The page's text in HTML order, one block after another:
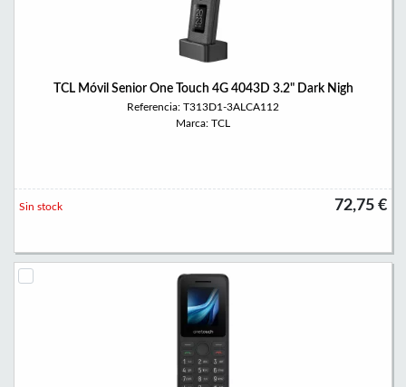
TCL Móvil Senior One Touch 4G 4043D 3.2" Dark Nigh
Referencia: T313D1-3ALCA112
Marca: TCL
72,75 €
Sin stock